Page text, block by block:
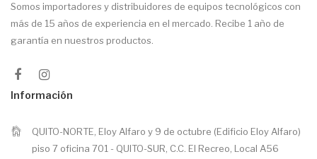
Somos importadores y distribuidores de equipos tecnológicos con
más de 15 años de experiencia en el mercado. Recibe 1 año de
garantía en nuestros productos.
Información
QUITO-NORTE, Eloy Alfaro y 9 de octubre (Edificio Eloy Alfaro)
piso 7 oficina 701 - QUITO-SUR, C.C. El Recreo, Local A56